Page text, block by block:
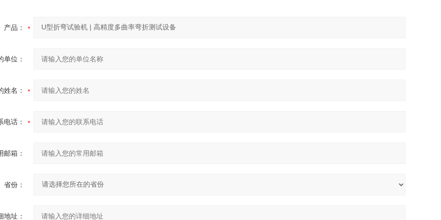
产品：
单位：
姓名：
电话：
邮箱：
省份：
地址：